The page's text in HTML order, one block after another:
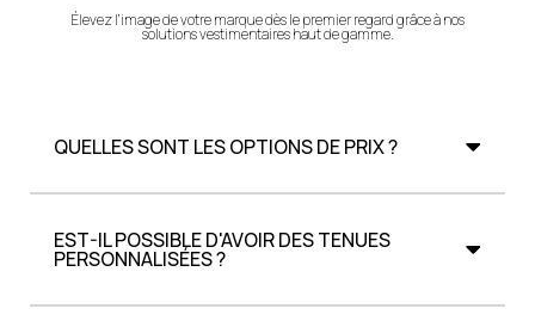
Élevez l’image de votre marque dès le premier regard grâce à nos
solutions vestimentaires haut de gamme.
QUELLES SONT LES OPTIONS DE PRIX ?
EST-IL POSSIBLE D'AVOIR DES TENUES
PERSONNALISÉES ?